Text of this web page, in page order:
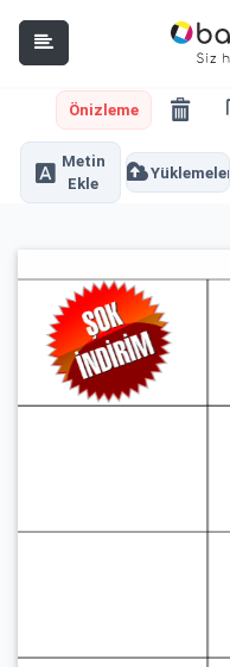
Önizleme
Metin
Ekle
Yüklemeler